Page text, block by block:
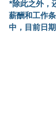
*除此之外，
薪酬和工作
中，目前日期